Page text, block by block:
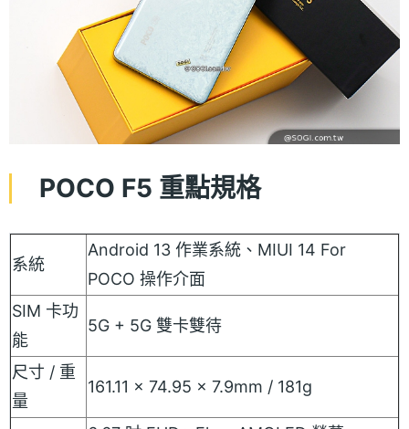
POCO F5 重點規格
系統
Android 13 作業系統、MIUI 14 For
POCO 操作介面
SIM 卡功
能
5G + 5G 雙卡雙待
尺寸 / 重
量
161.11 x 74.95 x 7.9mm / 181g